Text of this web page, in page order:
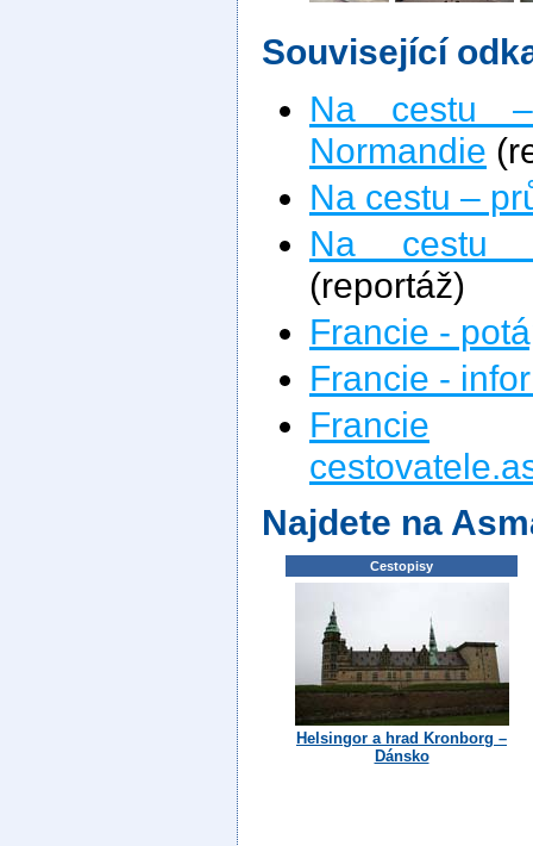
Související
Na cestu
Normandie
Na cestu –
Na cestu
(reportáž)
Francie -
Francie -
Francie
Najdete na
Cestopisy
Helsingor a hrad Kronborg –
Dánsko